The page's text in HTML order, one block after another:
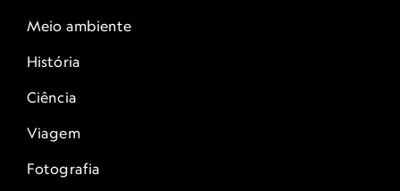
Meio ambiente
História
Ciência
Viagem
Fotografia